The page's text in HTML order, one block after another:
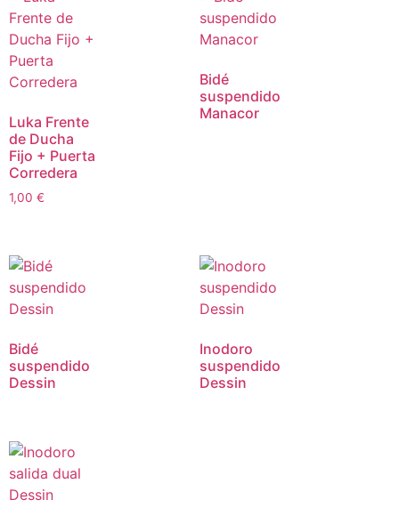
Luka Frente
de Ducha
Fijo + Puerta
Corredera
1,00 €
Bidé
suspendido
Manacor
Bidé
suspendido
Dessin
Inodoro
suspendido
Dessin